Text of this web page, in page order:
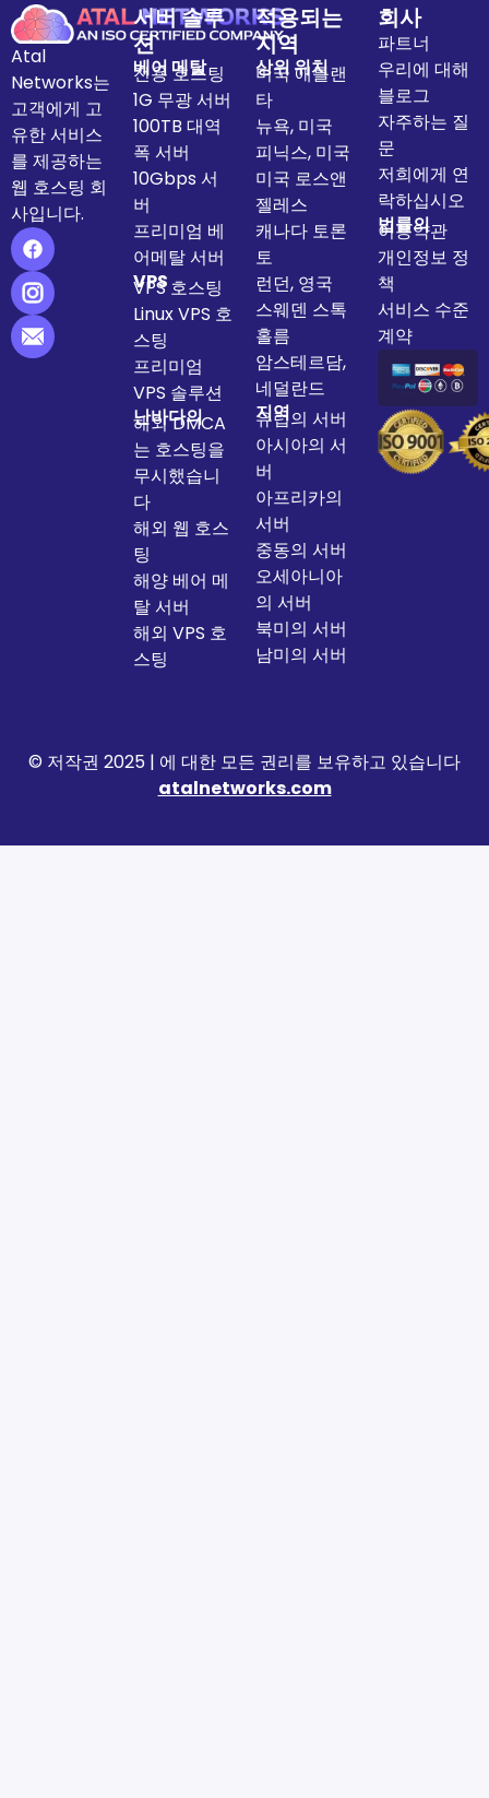
Atal
Networks는
고객에게 고
유한 서비스
를 제공하는
웹 호스팅 회
사입니다.
서버 솔루
션
베어 메탈
전용 호스팅
1G 무광 서버
100TB 대역
폭 서버
10Gbps 서
버
프리미엄 베
어메탈 서버
VPS
VPS 호스팅
Linux VPS 호
스팅
프리미엄
VPS 솔루션
난바다의
해외 DMCA
는 호스팅을
무시했습니
다
해외 웹 호스
팅
해양 베어 메
탈 서버
해외 VPS 호
스팅
적용되는
지역
상위 위치
미국 애틀랜
타
뉴욕, 미국
피닉스, 미국
미국 로스앤
젤레스
캐나다 토론
토
런던, 영국
스웨덴 스톡
홀름
암스테르담,
네덜란드
지역
유럽의 서버
아시아의 서
버
아프리카의
서버
중동의 서버
오세아니아
의 서버
북미의 서버
남미의 서버
회사
파트너
우리에 대해
블로그
자주하는 질
문
저희에게 연
락하십시오
법률의
이용약관
개인정보 정
책
서비스 수준
계약
© 저작권 2025 | 에 대한 모든 권리를 보유하고 있습니다
atalnetworks.com